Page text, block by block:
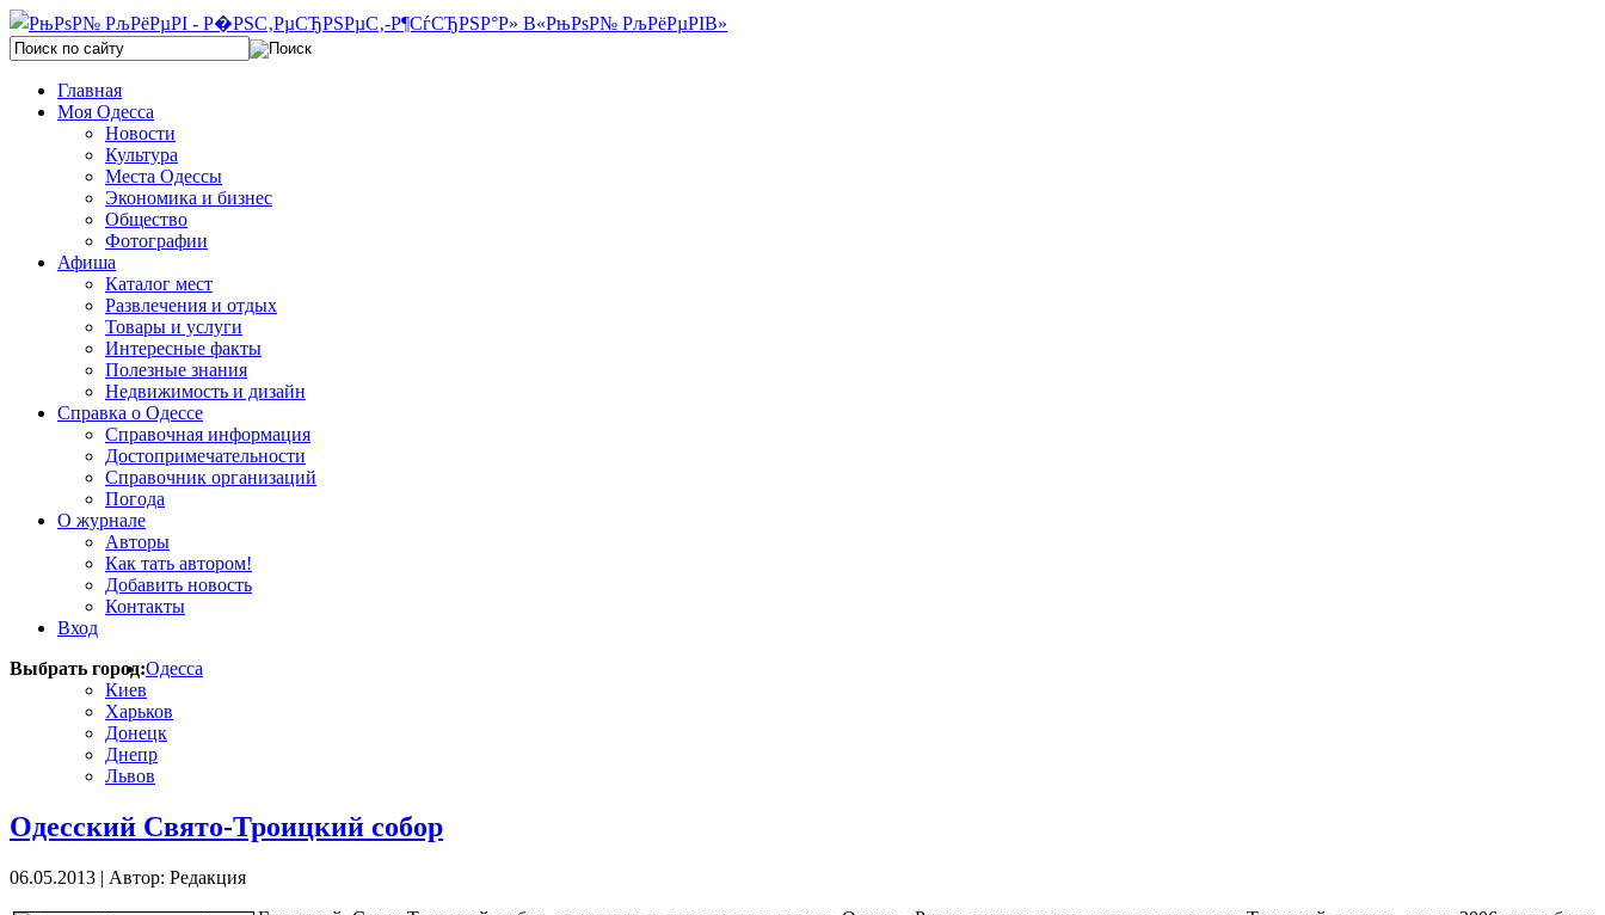
Главная
Моя Одесса
Новости
Культура
Места Одессы
Экономика и бизнес
Общество
Фотографии
Афиша
Каталог мест
Развлечения и отдых
Товары и услуги
Интересные факты
Полезные знания
Недвижимость и дизайн
Справка о Одессе
Справочная информация
Достопримечательности
Справочник организаций
Погода
О журнале
Авторы
Как тать автором!
Добавить новость
Контакты
Вход
Выбрать город:Одесса
Киев
Харьков
Донецк
Днепр
Львов
Одесский Свято-Троицкий собор
06.05.2013 | Автор: Редакция